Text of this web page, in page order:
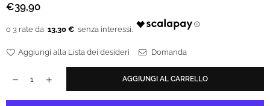
Prezzo
€39,90
13,30 €
Aggiungi alla Lista dei desideri Domanda
AGGIUNGI AL CARRELLO